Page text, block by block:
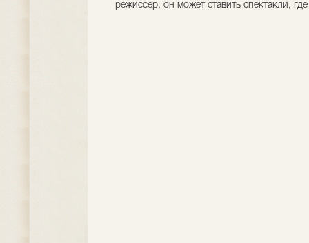
режиссер, он может ставить спектакли,